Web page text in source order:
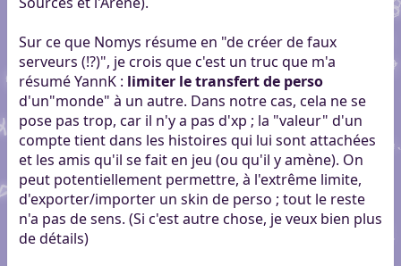
Sur ce que Nomys résume en "de créer de faux
serveurs (!?)", je crois que c'est un truc que m'a
résumé YannK : limiter le transfert de perso
d'un"monde" à un autre. Dans notre cas, cela ne se
pose pas trop, car il n'y a pas d'xp ; la "valeur" d'un
compte tient dans les histoires qui lui sont attachées
et les amis qu'il se fait en jeu (ou qu'il y amène). On
peut potentiellement permettre, à l'extrême limite,
d'exporter/importer un skin de perso ; tout le reste
n'a pas de sens. (Si c'est autre chose, je veux bien plus
de détails)